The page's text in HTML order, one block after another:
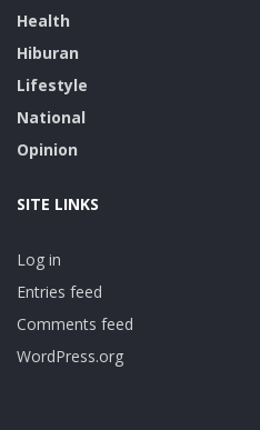
Health
Hiburan
Lifestyle
National
Opinion
SITE LINKS
Log in
Entries feed
Comments feed
WordPress.org